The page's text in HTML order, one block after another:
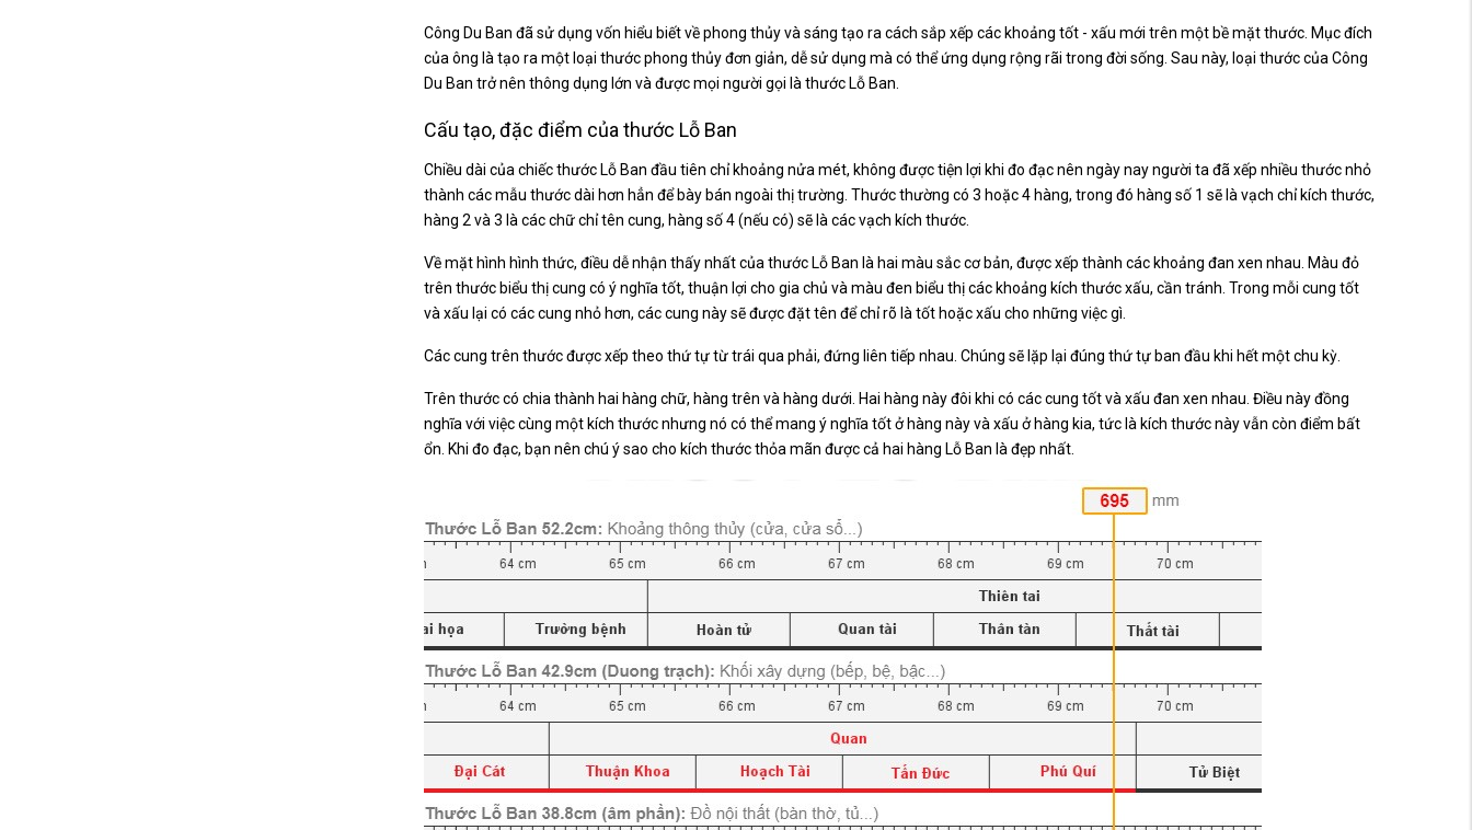
Công Du Ban đã sử dụng vốn hiểu biết về phong thủy và sáng tạo ra cách sắp xếp các khoảng tốt - xấu mới trên một bề mặt thước. Mục đích
của ông là tạo ra một loại thước phong thủy đơn giản, dễ sử dụng mà có thể ứng dụng rộng rãi trong đời sống. Sau này, loại thước của Công
Du Ban trở nên thông dụng lớn và được mọi người gọi là thước Lỗ Ban.
Cấu tạo, đặc điểm của thước Lỗ Ban
Chiều dài của chiếc thước Lỗ Ban đầu tiên chỉ khoảng nửa mét, không được tiện lợi khi đo đạc nên ngày nay người ta đã xếp nhiều thước nhỏ
thành các mẫu thước dài hơn hẳn để bày bán ngoài thị trường. Thước thường có 3 hoặc 4 hàng, trong đó hàng số 1 sẽ là vạch chỉ kích thước,
hàng 2 và 3 là các chữ chỉ tên cung, hàng số 4 (nếu có) sẽ là các vạch kích thước.
Về mặt hình hình thức, điều dễ nhận thấy nhất của thước Lỗ Ban là hai màu sắc cơ bản, được xếp thành các khoảng đan xen nhau. Màu đỏ
trên thước biểu thị cung có ý nghĩa tốt, thuận lợi cho gia chủ và màu đen biểu thị các khoảng kích thước xấu, cần tránh. Trong mỗi cung tốt
và xấu lại có các cung nhỏ hơn, các cung này sẽ được đặt tên để chỉ rõ là tốt hoặc xấu cho những việc gì.
Các cung trên thước được xếp theo thứ tự từ trái qua phải, đứng liên tiếp nhau. Chúng sẽ lặp lại đúng thứ tự ban đầu khi hết một chu kỳ.
Trên thước có chia thành hai hàng chữ, hàng trên và hàng dưới. Hai hàng này đôi khi có các cung tốt và xấu đan xen nhau. Điều này đồng
nghĩa với việc cùng một kích thước nhưng nó có thể mang ý nghĩa tốt ở hàng này và xấu ở hàng kia, tức là kích thước này vẫn còn điểm bất
ổn. Khi đo đạc, bạn nên chú ý sao cho kích thước thỏa mãn được cả hai hàng Lỗ Ban là đẹp nhất.